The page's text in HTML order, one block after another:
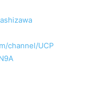
channel/UCP